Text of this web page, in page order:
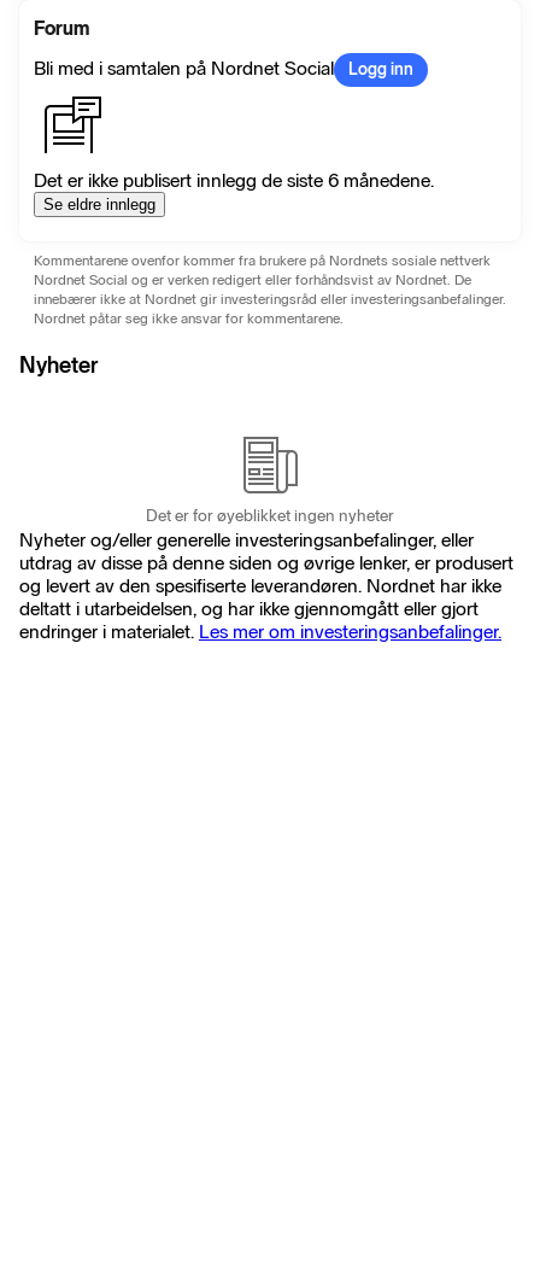
Forum
Bli med i samtalen på Nordnet Social
Logg inn
Det er ikke publisert innlegg de siste 6 månedene.
Se eldre innlegg
Kommentarene ovenfor kommer fra brukere på Nordnets sosiale nettverk
Nordnet Social og er verken redigert eller forhåndsvist av Nordnet. De
innebærer ikke at Nordnet gir investeringsråd eller investeringsanbefalinger.
Nordnet påtar seg ikke ansvar for kommentarene.
Nyheter
Det er for øyeblikket ingen nyheter
Nyheter og/eller generelle investeringsanbefalinger, eller
utdrag av disse på denne siden og øvrige lenker, er produsert
og levert av den spesifiserte leverandøren. Nordnet har ikke
deltatt i utarbeidelsen, og har ikke gjennomgått eller gjort
endringer i materialet. Les mer om investeringsanbefalinger.